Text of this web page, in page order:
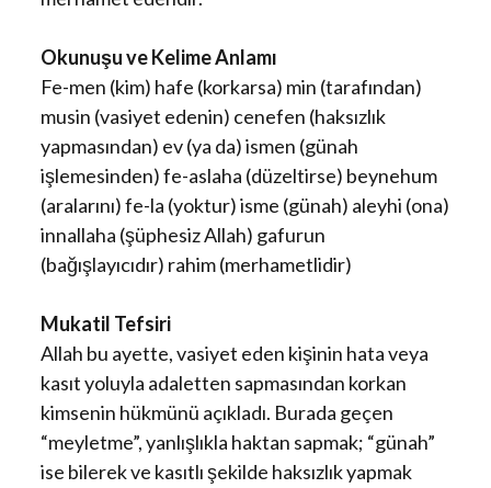
Okunuşu ve Kelime Anlamı
Fe-men (kim) hafe (korkarsa) min (tarafından)
musin (vasiyet edenin) cenefen (haksızlık
yapmasından) ev (ya da) ismen (günah
işlemesinden) fe-aslaha (düzeltirse) beynehum
(aralarını) fe-la (yoktur) isme (günah) aleyhi (ona)
innallaha (şüphesiz Allah) gafurun
(bağışlayıcıdır) rahim (merhametlidir)
Mukatil Tefsiri
Allah bu ayette, vasiyet eden kişinin hata veya
kasıt yoluyla adaletten sapmasından korkan
kimsenin hükmünü açıkladı. Burada geçen
“meyletme”, yanlışlıkla haktan sapmak; “günah”
ise bilerek ve kasıtlı şekilde haksızlık yapmak